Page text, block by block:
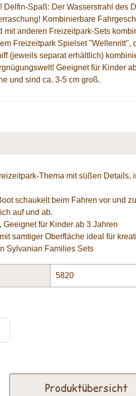
Delfin-Spaß: Der Wasserstrahl des
Kombinierbare
mit anderen Freizeitpark-Sets
Freizeitpark Spielset
(jeweils separat erhältlich)
Geeignet für Kinder
und sind ca. 3-5 cm groß.
Thema mit süßen
schaukelt beim Fahren vor und
auf und ab.
Geeignet für Kinder ab 3 Jahren
samtiger Oberfläche ideal für
Sylvanian Families Sets
5820
Produktübersicht